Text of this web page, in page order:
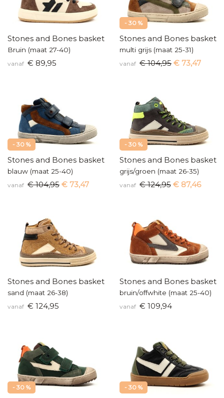
Stones and Bones basketters
Bruin (maat 27-40)
vanaf € 89,95
- 30 %
Stones and Bones
multi grijs (maat 25-31)
vanaf € 104,95 € 73,47
- 30 %
Stones and Bones basketters
blauw (maat 25-40)
vanaf € 104,95 € 73,47
- 30 %
Stones and Bones
grijs/groen (maat 26-35)
vanaf € 124,95 € 87,46
Stones and Bones basketters
sand (maat 26-38)
vanaf € 124,95
Stones and Bones
bruin/offwhite (maat 25-40)
vanaf € 109,94
- 30 % - 30 %